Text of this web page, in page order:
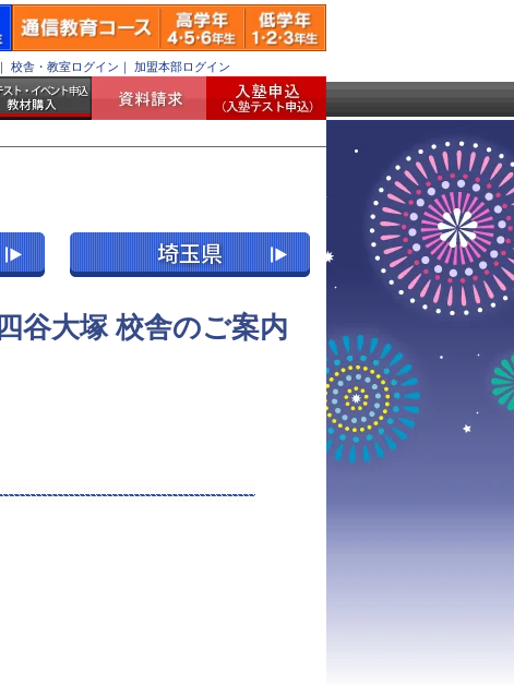
｜ 校舎・教室ログイン ｜ 加盟本部ログイン
四谷大塚 校舎のご案内